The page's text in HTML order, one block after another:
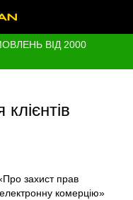
ВІД 2000
захист прав
комерцію»